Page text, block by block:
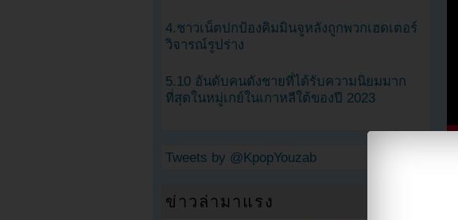
4.ชาวเน็ตปกป้องคิมมินจูหลังถูกพวกเฮดเตอร์
วิจารณ์รูปร่าง
5.10 อันดับคนดังชายที่ได้รับความนิยมมาก
ที่สุดในหมู่เกย์ในเกาหลีใต้ของปี 2023
Tweets by @KpopYouzab
ข่าวล่ามาแรง